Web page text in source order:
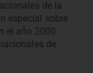
de la
especial sobre
el año 2000
de